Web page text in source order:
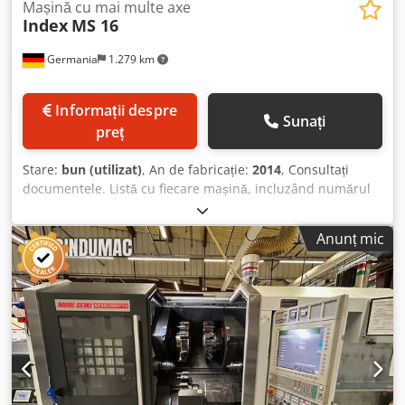
Germania 1.279 km
Mașină cu mai multe axe
Index MS 16
preț
Sunați
Stare: bun (utilizat), An de fabricație: 2014, Consultați
documentele. Listă cu fiecare mașină, incluzând numărul
de ore de funcționare etc. – consultați documentele.
Chsdezqtg Aepfx Anioa
Anunț mic